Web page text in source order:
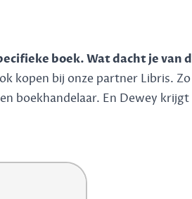
boek. Wat dacht je van
kopen bij onze partner Libris.
boekhandelaar. En Dewey